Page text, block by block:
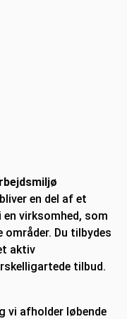
en del af et
virksomhed, som
Du tilbydes
aktiv
tilbud.
vi afholder løbende